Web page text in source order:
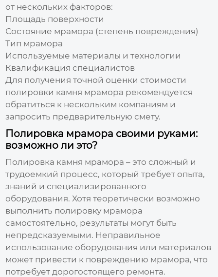
от нескольких факторов:
Площадь поверхности
Состояние мрамора (степень повреждения)
Тип мрамора
Используемые материалы и технологии
Квалификация специалистов
Для получения точной оценки стоимости
полировки камня мрамора рекомендуется
обратиться к нескольким компаниям и
запросить предварительную смету.
Полировка мрамора своими руками:
возможно ли это?
Полировка камня мрамора – это сложный и
трудоемкий процесс, который требует опыта,
знаний и специализированного
оборудования. Хотя теоретически возможно
выполнить полировку мрамора
самостоятельно, результаты могут быть
непредсказуемыми. Неправильное
использование оборудования или материалов
может привести к повреждению мрамора, что
потребует дорогостоящего ремонта.